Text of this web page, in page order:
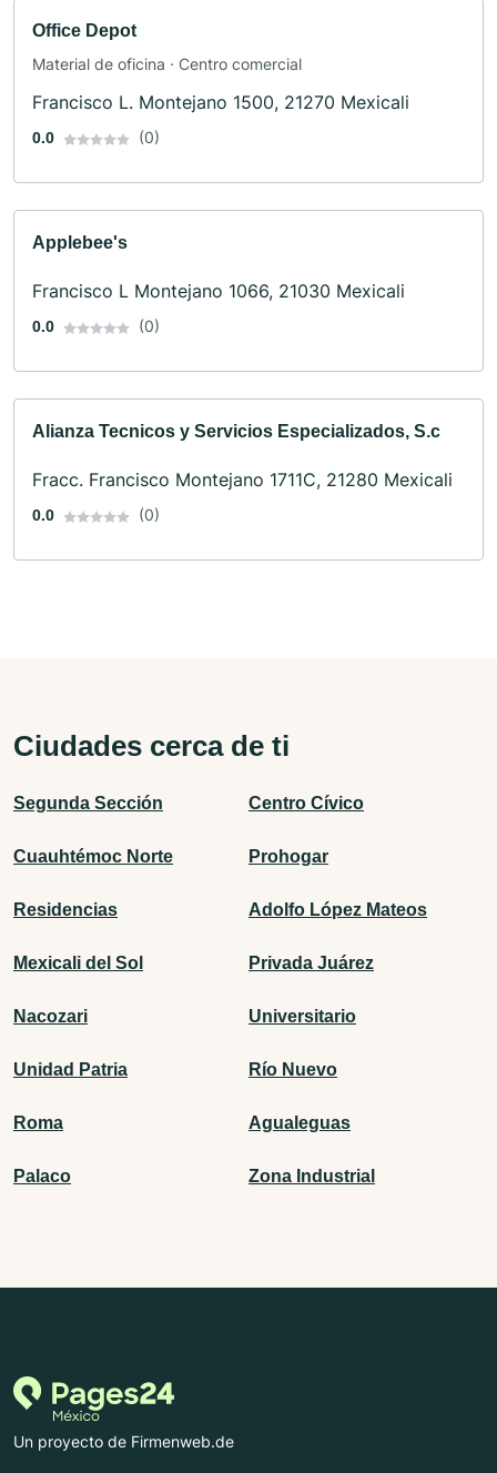
Office Depot
Material de oficina · Centro comercial
Francisco L. Montejano 1500, 21270 Mexicali
0.0 (0)
Applebee's
Francisco L Montejano 1066, 21030 Mexicali
0.0 (0)
Alianza Tecnicos y Servicios Especializados, S.c
Fracc. Francisco Montejano 1711C, 21280 Mexicali
0.0 (0)
Ciudades cerca de ti
Segunda Sección Centro Cívico
Cuauhtémoc Norte Prohogar
Residencias Adolfo López Mateos
Mexicali del Sol Privada Juárez
Nacozari Universitario
Unidad Patria Río Nuevo
Roma Agualeguas
Palaco Zona Industrial
Un proyecto de Firmenweb.de